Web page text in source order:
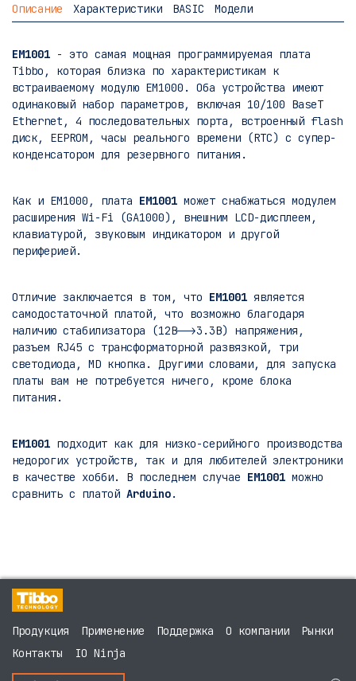
Описание Характеристики BASIC Модели
EM1001 - это самая мощная программируемая плата
Tibbo, которая близка по характеристикам к
встраиваемому модулю EM1000. Оба устройства имеют
одинаковый набор параметров, включая 10/100 BaseT
Ethernet, 4 последовательных порта, встроенный flash
диск, EEPROM, часы реального времени (RTC) с супер-
конденсатором для резервного питания.
Как и EM1000, плата EM1001 может снабжаться модулем
расширения Wi-Fi (GA1000), внешним LCD-дисплеем,
клавиатурой, звуковым индикатором и другой
периферией.
Отличие заключается в том, что EM1001 является
самодостаточной платой, что возможно благодаря
наличию стабилизатора (12В-->3.3В) напряжения,
разъем RJ45 с трансформаторной развязкой, три
светодиода, MD кнопка. Другими словами, для запуска
платы вам не потребуется ничего, кроме блока
питания.
EM1001 подходит как для низко-серийного производства
недорогих устройств, так и для любителей электроники
в качестве хобби. В последнем случае EM1001 можно
сравнить с платой Arduino.
Продукция Применение Поддержка О компании
Рынки
Контакты
IO Ninja